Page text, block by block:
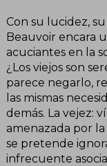
Con su lucidez,
Beauvoir encara
acuciantes en la
¿Los viejos son
parece negarlo,
las mismas
demás. La vejez:
amenazada por la
se pretende
infrecuente